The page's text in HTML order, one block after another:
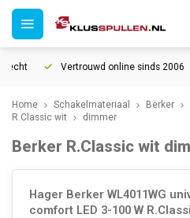
Vertrouwd online sinds 2006
Home Schakelmateriaal Berker
R.Classic wit
dimmer
Berker R.Classic wit
Hager Berker WL4011WG
comfort LED 3-100 W